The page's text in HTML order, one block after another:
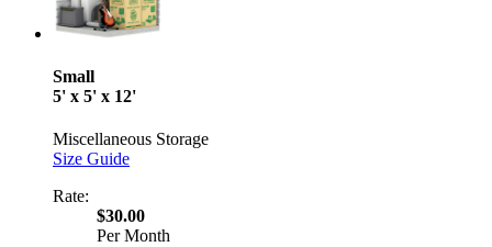
Small
5' x 5' x 12'
Miscellaneous Storage
Size Guide
Rate:
$30.00
Per Month